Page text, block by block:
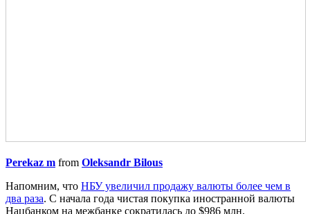
Perekaz m from Oleksandr Bilous
Напомним, что НБУ увеличил продажу валюты более чем в
два раза. С начала года чистая покупка иностранной валюты
Нацбанком на межбанке сократилась до $986 млн.